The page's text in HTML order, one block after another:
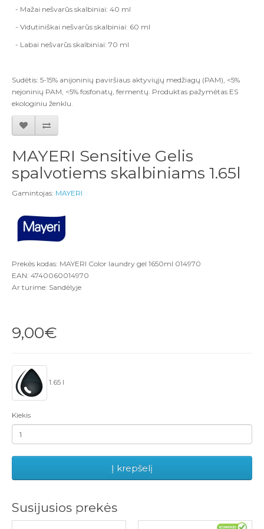
- Mažai nešvarūs skalbiniai: 40 ml
- Vidutiniškai nešvarūs skalbiniai: 60 ml
- Labai nešvarūs skalbiniai: 70 ml
Sudėtis: 5-15% anijoninių paviršiaus aktyviųjų medžiagų (PAM), <5%
nejoninių PAM, <5% fosfonatų, fermentų. Produktas pažymėtas ES
ekologiniu ženklu.
MAYERI Sensitive Gelis
spalvotiems skalbiniams 1.65l
Gamintojas: MAYERI
Prekės kodas: MAYERI Color laundry gel 1650ml 014970
EAN: 4740060014970
Ar turime: Sandėlyje
9,00€
1.65 l
Kiekis
Į krepšelį
Susijusios prekės